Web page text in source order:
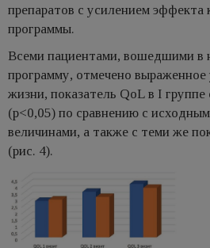
препаратов с усилением эффекта
программы.
Всеми пациентами, вошедшими в
программу, отмечено выраженное
жизни, показатель QоL в I
(p<0,05) по сравнению с
величинами, а также с теми же
(рис. 4).